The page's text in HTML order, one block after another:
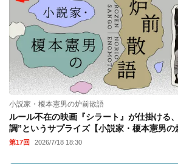
小説家・榎本憲男の炉前散語
ルール不在の映画『シラート』が仕掛ける
調”というサプライズ【小説家・榎本憲男の
第17回 2026/7/18 18:30